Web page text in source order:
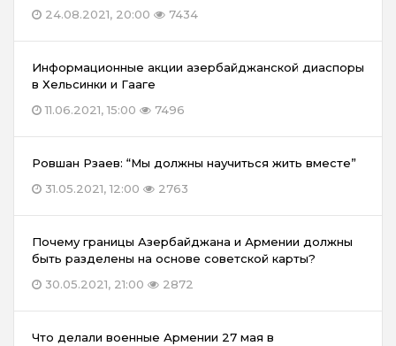
24.08.2021, 20:00
7434
Информационные акции азербайджанской диаспоры
в Хельсинки и Гааге
11.06.2021, 15:00
7496
Ровшан Рзаев: “Мы должны научиться жить вместе”
31.05.2021, 12:00
2763
Почему границы Азербайджана и Армении должны
быть разделены на основе советской карты?
30.05.2021, 21:00
2872
Что делали военные Армении 27 мая в